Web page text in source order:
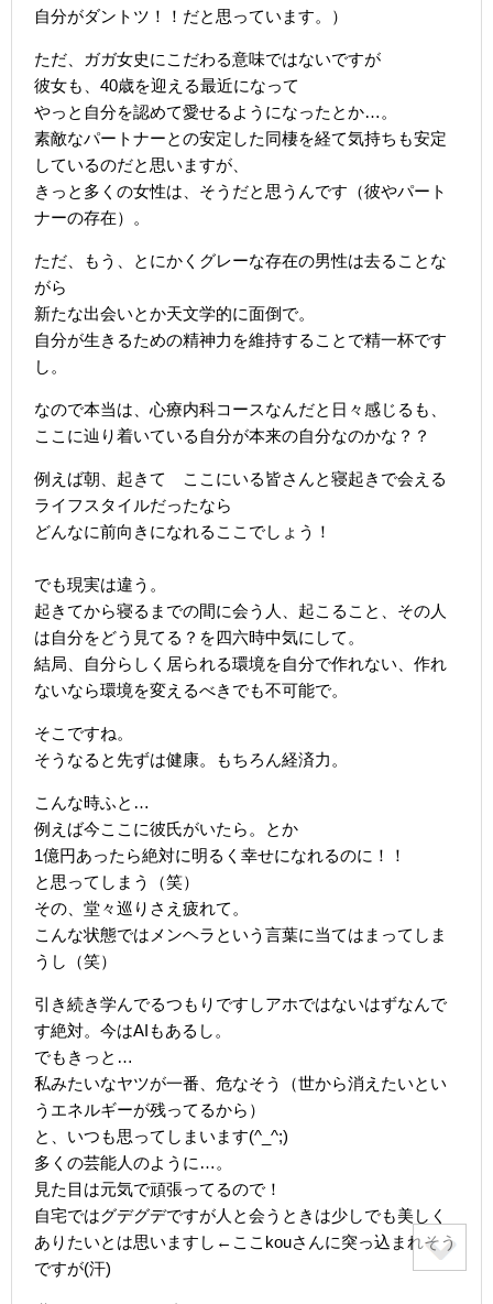
自分がダントツ！！だと思っています。）
ただ、ガガ女史にこだわる意味ではないですが
彼女も、40歳を迎える最近になって
やっと自分を認めて愛せるようになったとか…。
素敵なパートナーとの安定した同棲を経て気持ちも安定
しているのだと思いますが、
きっと多くの女性は、そうだと思うんです（彼やパート
ナーの存在）。
ただ、もう、とにかくグレーな存在の男性は去ることな
がら
新たな出会いとか天文学的に面倒で。
自分が生きるための精神力を維持することで精一杯です
し。
なので本当は、心療内科コースなんだと日々感じるも、
ここに辿り着いている自分が本来の自分なのかな？？
例えば朝、起きて ここにいる皆さんと寝起きで会える
ライフスタイルだったなら
どんなに前向きになれるここでしょう！
でも現実は違う。
起きてから寝るまでの間に会う人、起こること、その人
は自分をどう見てる？を四六時中気にして。
結局、自分らしく居られる環境を自分で作れない、作れ
ないなら環境を変えるべきでも不可能で。
そこですね。
そうなると先ずは健康。もちろん経済力。
こんな時ふと…
例えば今ここに彼氏がいたら。とか
1億円あったら絶対に明るく幸せになれるのに！！
と思ってしまう（笑）
その、堂々巡りさえ疲れて。
こんな状態ではメンヘラという言葉に当てはまってしま
うし（笑）
引き続き学んでるつもりですしアホではないはずなんで
す絶対。今はAIもあるし。
でもきっと…
私みたいなヤツが一番、危なそう（世から消えたいとい
うエネルギーが残ってるから）
と、いつも思ってしまいます(^_^;)
多くの芸能人のように…。
見た目は元気で頑張ってるので！
自宅ではグデグデですが人と会うときは少しでも美しく
ありたいとは思いますし←ここkouさんに突っ込まれそう
ですが(汗)